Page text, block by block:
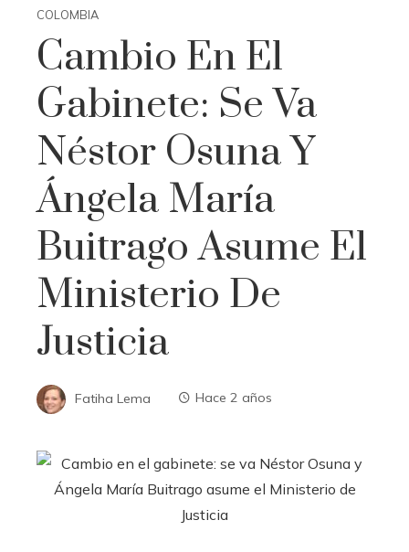
COLOMBIA
Cambio En El
Gabinete: Se Va
Néstor Osuna Y
Ángela María
Buitrago Asume El
Ministerio De
Justicia
Fatiha Lema Hace 2 años